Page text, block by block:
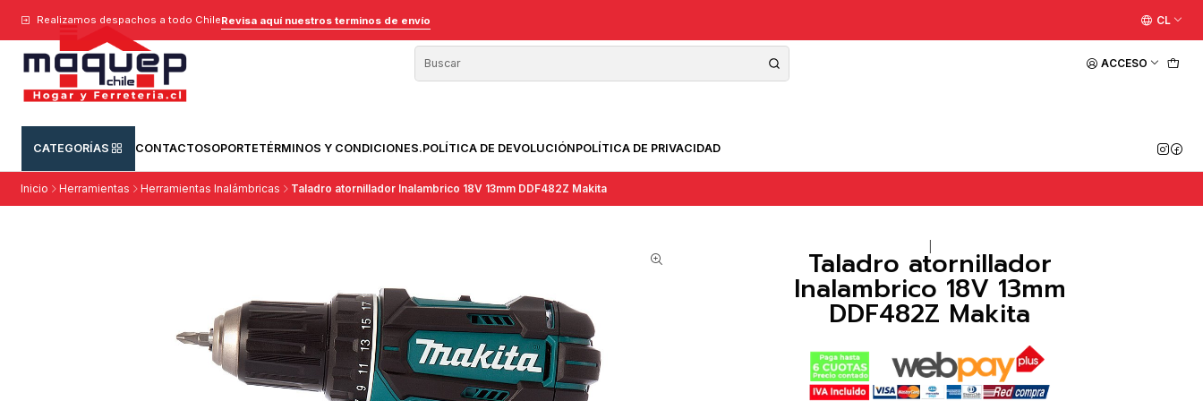
ACCESO
CATEGORÍAS CONTACTOSOPORTETÉRMINOS Y CONDICIONES.POLÍTICA DE DEVOLUCIÓNPOLÍTICA DE PRIVACIDAD
Realizamos despachos a todo ChileRevisa aquí nuestros terminos de envío CL
Inicio Herramientas Herramientas Inalámbricas Taladro atornillador Inalambrico 18V 13mm DDF482Z Makita
Taladro atornillador
Inalambrico 18V 13mm
DDF482Z Makita